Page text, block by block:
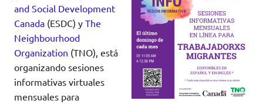
and Social Development
Canada (ESDC) y The
Neighbourhood
Organization (TNO), está
organizando sesiones
informativas virtuales
mensuales para